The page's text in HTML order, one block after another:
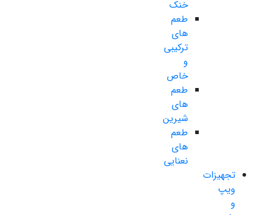
خنک
طعم
های
ترکیبی
و
خاص
طعم
های
شیرین
طعم
های
نعنایی
تجهیزات
ویپ
و